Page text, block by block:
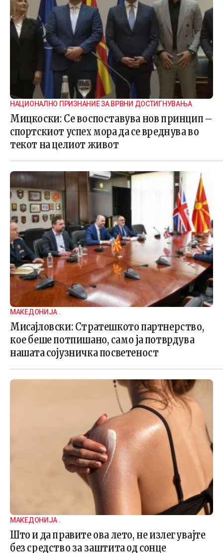
НАЦИОНАЛНО ПРИЗНАНИЕ ЗА ВРВНИ ДОСТИГНУВАЊА
Мицкоски: Се воспоставува нов принцип –
спортскиот успех мора да се вреднува во
текот на целиот живот
МАКЕДОНИЈА .
Мисајловски: Стратешкото партнерство,
кое беше потпишано, само ја потврдува
нашата сојузничка посветеност
МАКЕДОНИЈА .
Што и да правите ова лето, не излегувајте
без средство за заштита од сонце